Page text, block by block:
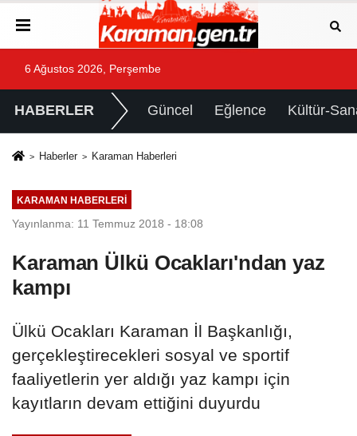
6 Ağustos 2026, Perşembe
HABERLER Güncel Eğlence Kültür-
Haberler Karaman Haberleri
KARAMAN HABERLERI
Yayınlanma: 11 Temmuz 2018 - 18:08
Karaman Ülkü Ocakları'ndan yaz
kampı
Ülkü Ocakları Karaman İl Başkanlığı,
gerçekleştirecekleri sosyal ve sportif
faaliyetlerin yer aldığı yaz kampı için
kayıtların devam ettiğini duyurdu